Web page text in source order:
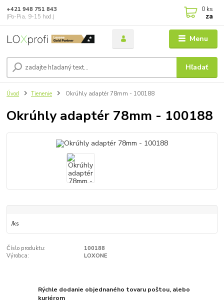
Menu
Hľadať
+421 948 751 843
(Po-Pia, 9-15 hod.)
0 ks
za
Úvod Tienenie Okrúhly adaptér 78mm - 100188
Okrúhly adaptér 78mm - 100188
/ks
Číslo produktu:
100188
Výrobca:
LOXONE
Rýchle dodanie objednaného tovaru poštou, alebo
kuriérom